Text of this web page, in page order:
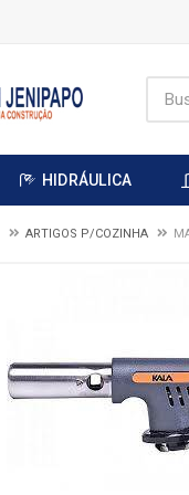
HIDRÁULICA
ARTIGOS P/COZINHA